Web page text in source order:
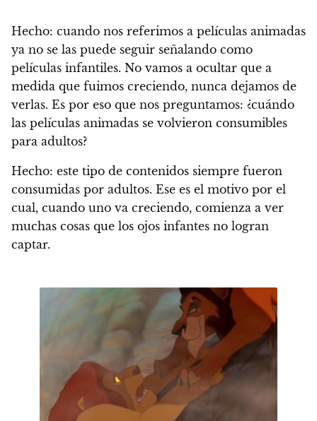
Hecho: cuando nos referimos a películas animadas
ya no se las puede seguir señalando como
películas infantiles. No vamos a ocultar que a
medida que fuimos creciendo, nunca dejamos de
verlas. Es por eso que nos preguntamos: ¿cuándo
las películas animadas se volvieron consumibles
para adultos?
Hecho: este tipo de contenidos siempre fueron
consumidas por adultos. Ese es el motivo por el
cual, cuando uno va creciendo, comienza a ver
muchas cosas que los ojos infantes no logran
captar.